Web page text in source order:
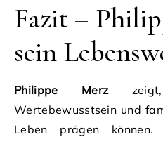
Fazit –
sein
Philippe Merzzeigt,
Wertebewusstsein und
Leben prägen